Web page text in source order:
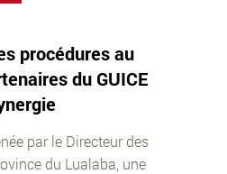
procédures au
du GUICE
par le Directeur des
du Lualaba, une